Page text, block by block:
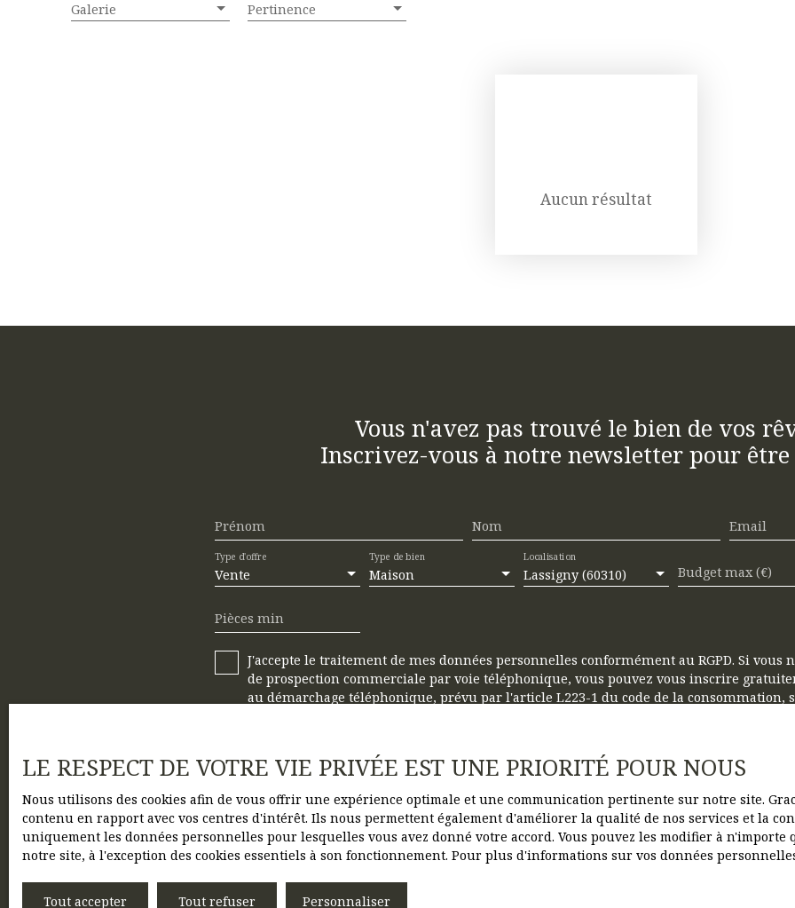
Galerie Pertinence
Aucun résultat
Vous n'avez pas trouvé le bien de vos
Inscrivez-vous à notre newsletter pour
Prénom Nom Email
Vente
Type d'offre
Maison
Type de bien
Lassigny (60310)
Localisation
Budget max (€)
Pièces min
J'accepte le traitement de mes données personnelles conformément au RGPD. Si vous
de prospection commerciale par voie téléphonique, vous pouvez vous inscrire
au démarchage téléphonique, prévu par l'article L223-1 du code de la consommation,
Société Worldline, Service Bloctel, CS 61311, 41013 BLOIS CEDEX.
Pour en savoir plus sur le traitement de vos données personnelles, veuillez consulter
confidentialité.
Recevoir des annonces
LE RESPECT DE VOTRE VIE PRIVÉE EST UNE PRIORITÉ POUR NOUS
Nous utilisons des cookies afin de vous offrir une expérience optimale et une communication pertinente sur notre site.
contenu en rapport avec vos centres d'intérêt. Ils nous permettent également d'améliorer la qualité de nos services et la
uniquement les données personnelles pour lesquelles vous avez donné votre accord. Vous pouvez les modifier à n'importe
notre site, à l'exception des cookies essentiels à son fonctionnement. Pour plus d'informations sur vos données
Tout accepter Tout refuser Personnaliser